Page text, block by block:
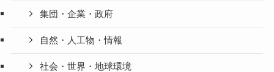
集団・企業・政府
自然・人工物・情報
社会・世界・地球環境